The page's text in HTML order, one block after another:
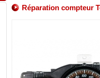
Réparation compteur